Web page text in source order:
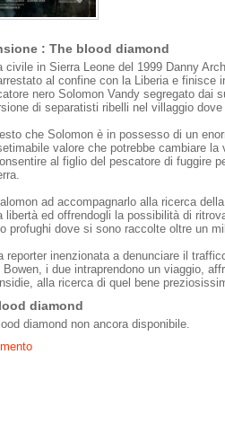
: The blood diamond
civile in Sierra Leone del 1999 Danny
al confine con la Liberia e finisce
nero Solomon Vandy segregato dai
di separatisti ribelli nel villaggio
che Solomon è in possesso di un
valore che potrebbe cambiare la
al figlio del pescatore di fuggire
ad accompagnarlo alla ricerca
libertà ed offrendogli la possibilità di
profughi dove si sono raccolte oltre un
reporter inenzionata a denunciare il
i due intraprendono un viaggio,
alla ricerca di quel bene
diamond
diamond non ancora disponibile.